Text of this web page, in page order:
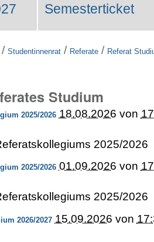
Semesterticket
/ Studentinnenrat / Referate / Referat
Studium
2025/2026 18.08.2026 von
2025/2026
2025/2026 01.09.2026 von
2025/2026
2026/2027 15.09.2026 von